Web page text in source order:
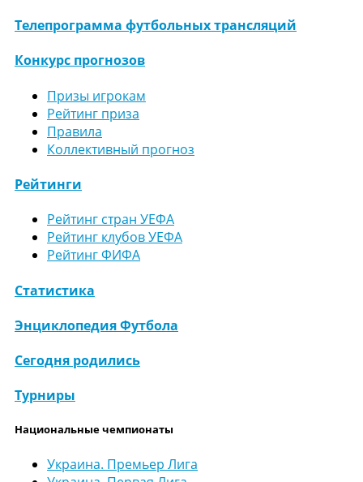
Телепрограмма футбольных трансляций
Конкурс прогнозов
Призы игрокам
Рейтинг приза
Правила
Коллективный прогноз
Рейтинги
Рейтинг стран УЕФА
Рейтинг клубов УЕФА
Рейтинг ФИФА
Статистика
Энциклопедия Футбола
Сегодня родились
Турниры
Национальные чемпионаты
Украина. Премьер Лига